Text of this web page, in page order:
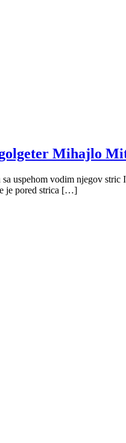
Mihajlo
uspehom vodim njegov
je pored strica […]